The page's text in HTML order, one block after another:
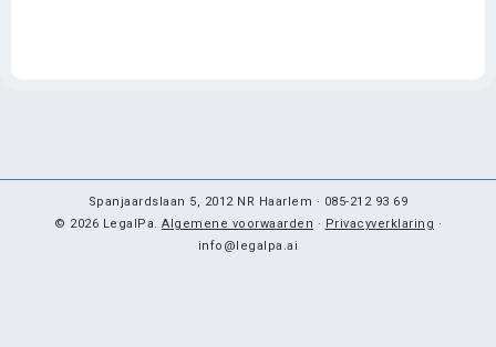
Spanjaardslaan 5, 2012 NR Haarlem · 085-212 93 69
© 2026 LegalPa. Algemene voorwaarden · Privacyverklaring ·
info@legalpa.ai